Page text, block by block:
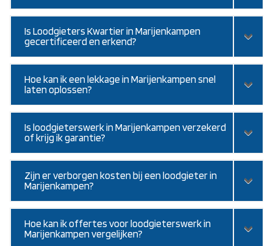
Is Loodgieters Kwartier in Marijenkampen
gecertificeerd en erkend?
Hoe kan ik een lekkage in Marijenkampen snel
laten oplossen?
Is loodgieterswerk in Marijenkampen verzekerd
of krijg ik garantie?
Zijn er verborgen kosten bij een loodgieter in
Marijenkampen?
Hoe kan ik offertes voor loodgieterswerk in
Marijenkampen vergelijken?